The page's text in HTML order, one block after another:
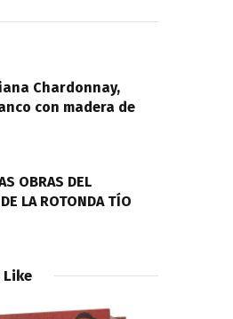
Chardonnay,
con madera de
OBRAS DEL
LA ROTONDA TÍO
Like